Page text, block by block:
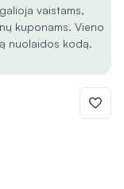
vaistams,
kuponams. Vieno
nuolaidos kodą.